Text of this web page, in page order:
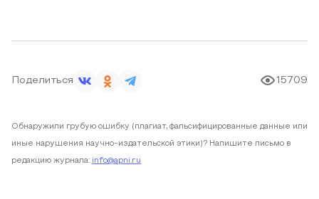
Поделиться 15709
Обнаружили грубую ошибку (плагиат, фальсифицированные данные или
иные нарушения научно-издательской этики)? Напишите письмо в
редакцию журнала: info@apni.ru